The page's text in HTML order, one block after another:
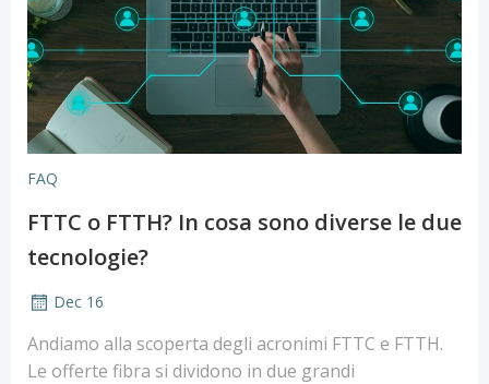
FAQ
FTTC o FTTH? In cosa sono diverse le due
tecnologie?
Dec 16
Andiamo alla scoperta degli acronimi FTTC e FTTH.
Le offerte fibra si dividono in due grandi